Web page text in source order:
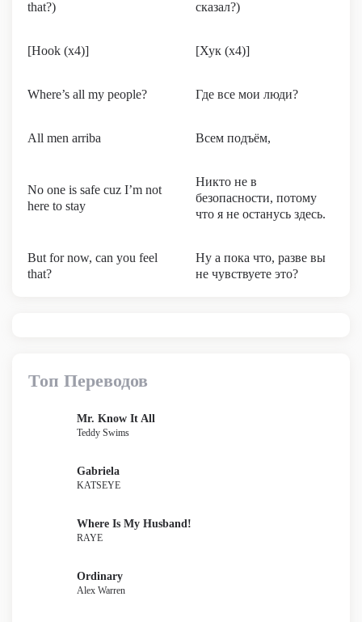
that?) сказал?)
[Hook (x4)] [Хук (x4)]
Where’s all my people? Где все мои люди?
All men arriba Всем подъём,
No one is safe cuz I’m not
here to stay
Никто не в
безопасности, потому
что я не останусь здесь.
But for now, can you feel
that?
Ну а пока что, разве вы
не чувствуете это?
Топ Переводов
Mr. Know It All
Teddy Swims
Gabriela
KATSEYE
Where Is My Husband!
RAYE
Ordinary
Alex Warren